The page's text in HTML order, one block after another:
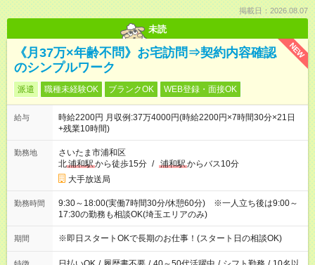
掲載日：2026.08.07
未読
NEW
《月37万×年齢不問》お宅訪問⇒契約内容確認
のシンプルワーク
派遣 職種未経験OK ブランクOK WEB登録・面接OK
給与
時給2200円 月収例:37万4000円(時給2200円×7時間30分×21日
+残業10時間)
勤務地
さいたま市浦和区
北浦和駅から徒歩15分 / 浦和駅からバス10分
大手放送局
勤務時間
9:30～18:00(実働7時間30分/休憩60分) ※一人立ち後は9:00～
17:30の勤務も相談OK(埼玉エリアのみ)
期間 ※即日スタートOKで長期のお仕事！(スタート日の相談OK)